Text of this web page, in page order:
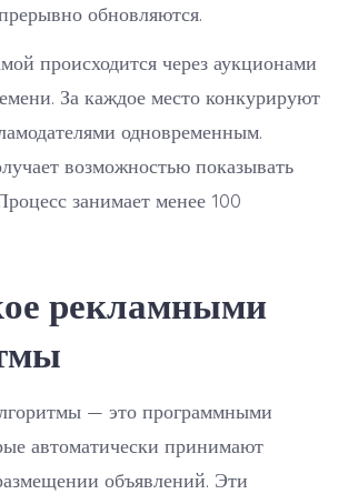
обновляются.
происходится через аукционами
За каждое место конкурируют
одновременным.
возможностью показывать
занимает менее 100
рекламными
— это программными
автоматически принимают
объявлений. Эти